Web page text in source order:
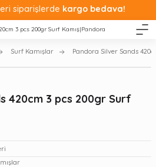
siparişlerde kargo bedava!
Surf Kamışlar Pandora Silver Sands
420cm 3 pcs 200gr Surf